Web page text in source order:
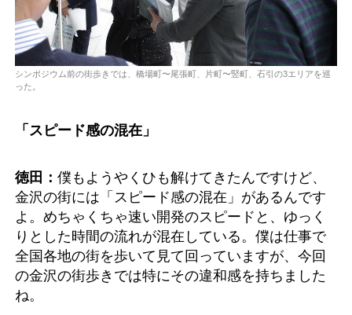
シンポジウム前の街歩きでは、橋場町〜尾張町、片町〜竪町、石引の3エリアを巡
った。
「スピード感の混在」
徳田： 僕もようやくひも解けてきたんですけど、
金沢の街には「スピード感の混在」があるんです
よ。めちゃくちゃ速い開発のスピードと、ゆっく
りとした時間の流れが混在している。僕は仕事で
全国各地の街を歩いて見て回っていますが、今回
の金沢の街歩きでは特にその違和感を持ちました
ね。